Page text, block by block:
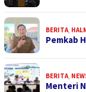
BERITA,
Pemkab
BERITA,
Menteri